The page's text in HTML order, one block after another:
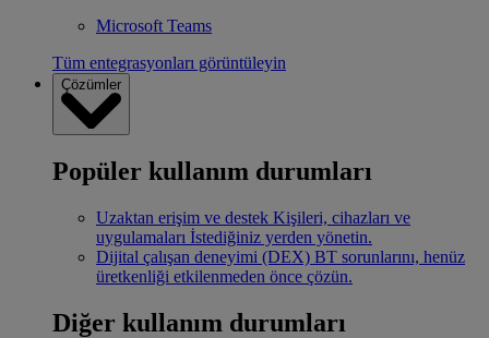
Microsoft Teams
Tüm entegrasyonları görüntüleyin
Çözümler
Popüler kullanım durumları
Uzaktan erişim ve destek Kişileri, cihazları ve
uygulamaları İstediğiniz yerden yönetin.
Dijital çalışan deneyimi (DEX) BT sorunlarını, henüz
üretkenliği etkilenmeden önce çözün.
Diğer kullanım durumları